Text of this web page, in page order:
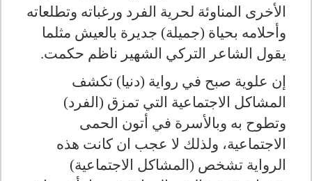
الأخرى المناوئة لحرية الفرد ورغباته وتطلعاته
وأحلامه بحياة (جميلة) جديرة بالعيش مثلما
يقول الشاعر التركي الشهير ناظم حكمت.
إن علوية صبح في رواية (دنيا) تكشف
المشاكل الاجتماعية التي تمزق (الفرد)
وتطوح به وبالأسرة في أتون الحمى
الاجتماعية، ولذلك لا عجب ان كانت هذه
الرواية تشخص (المشاكل الاجتماعية)